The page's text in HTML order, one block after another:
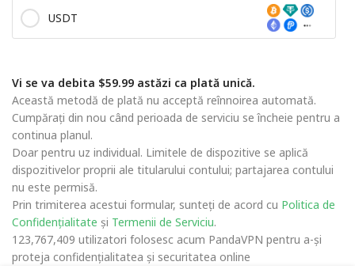
USDT
Vi se va debita $59.99 astăzi ca plată unică.
Această metodă de plată nu acceptă reînnoirea automată.
Cumpărați din nou când perioada de serviciu se încheie pentru a
continua planul.
Doar pentru uz individual. Limitele de dispozitive se aplică
dispozitivelor proprii ale titularului contului; partajarea contului
nu este permisă.
Prin trimiterea acestui formular, sunteți de acord cu Politica de
Confidențialitate și Termenii de Serviciu.
123,767,409 utilizatori folosesc acum PandaVPN pentru a-și
proteja confidențialitatea și securitatea online